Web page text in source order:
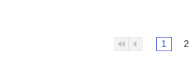
1 2